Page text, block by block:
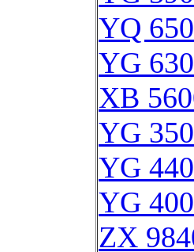
YQ
YG
XB
YG
YG
YG
ZX